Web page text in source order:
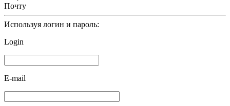
Почту
Используя логин и пароль:
Login
E-mail